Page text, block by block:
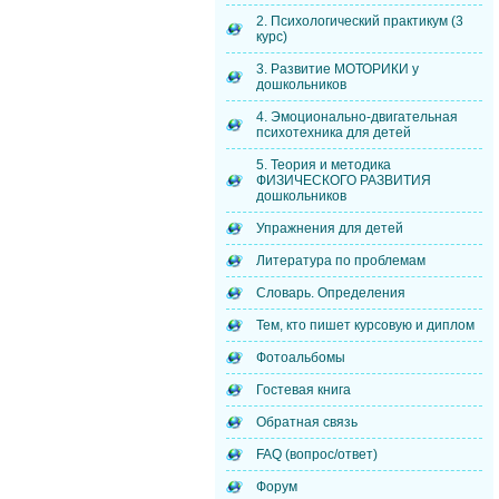
2. Психологический практикум (3
курс)
3. Развитие МОТОРИКИ у
дошкольников
4. Эмоционально-двигательная
психотехника для детей
5. Теория и методика
ФИЗИЧЕСКОГО РАЗВИТИЯ
дошкольников
Упражнения для детей
Литература по проблемам
Словарь. Определения
Тем, кто пишет курсовую и диплом
Фотоальбомы
Гостевая книга
Обратная связь
FAQ (вопрос/ответ)
Форум